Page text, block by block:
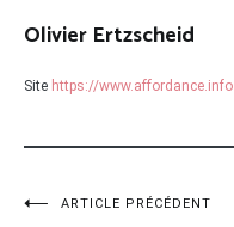
Olivier Ertzscheid
Site https://www.affordance.info
Navigation
ARTICLE PRÉCÉDENT